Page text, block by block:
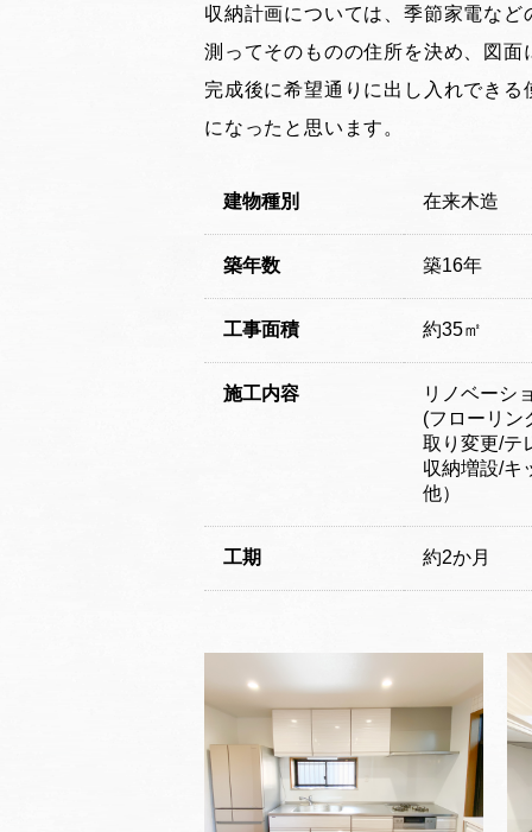
収納計画については、季節家電など
測ってそのものの住所を決め、図面
完成後に希望通りに出し入れできる
になったと思います。
建物種別 在来木造
築年数 築16年
工事面積 約35㎡
施工内容
リノベーシ
(フローリン
取り変更/テ
収納増設/キ
他）
工期 約2か月